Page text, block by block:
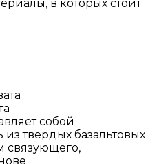
в которых стоит
собой
твердых базальтовых
связующего,